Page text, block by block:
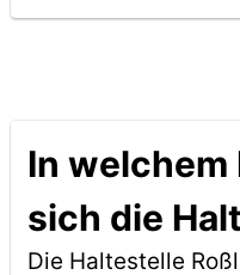
In
sich die
Die Haltestelle